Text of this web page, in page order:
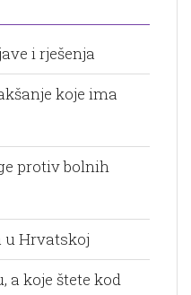
i rješenja
koje ima
protiv bolnih
u Hrvatskoj
a koje štete kod